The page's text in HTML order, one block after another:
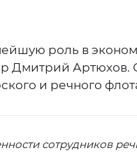
роль в
Дмитрий Артюхов.
и речного
сотрудников